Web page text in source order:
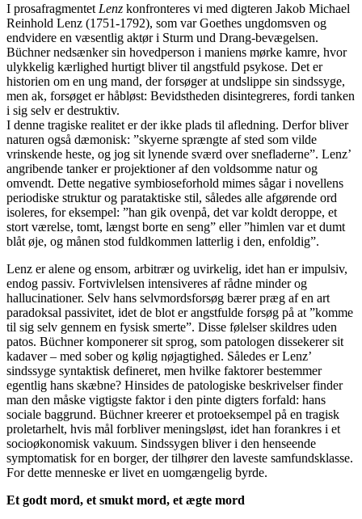
I prosafragmentet Lenz konfronteres vi med digteren Jakob Michael
Reinhold Lenz (1751-1792), som var Goethes ungdomsven og
endvidere en væsentlig aktør i Sturm und Drang-bevægelsen.
Büchner nedsænker sin hovedperson i maniens mørke kamre, hvor
ulykkelig kærlighed hurtigt bliver til angstfuld psykose. Det er
historien om en ung mand, der forsøger at undslippe sin sindssyge,
men ak, forsøget er håbløst: Bevidstheden disintegreres, fordi tanken
i sig selv er destruktiv.
I denne tragiske realitet er der ikke plads til afledning. Derfor bliver
naturen også dæmonisk: ”skyerne sprængte af sted som vilde
vrinskende heste, og jog sit lynende sværd over snefladerne”. Lenz’
angribende tanker er projektioner af den voldsomme natur og
omvendt. Dette negative symbioseforhold mimes sågar i novellens
periodiske struktur og parataktiske stil, således alle afgørende ord
isoleres, for eksempel: ”han gik ovenpå, det var koldt deroppe, et
stort værelse, tomt, længst borte en seng” eller ”himlen var et dumt
blåt øje, og månen stod fuldkommen latterlig i den, enfoldig”.
Lenz er alene og ensom, arbitrær og uvirkelig, idet han er impulsiv,
endog passiv. Fortvivlelsen intensiveres af rådne minder og
hallucinationer. Selv hans selvmordsforsøg bærer præg af en art
paradoksal passivitet, idet de blot er angstfulde forsøg på at ”komme
til sig selv gennem en fysisk smerte”. Disse følelser skildres uden
patos. Büchner komponerer sit sprog, som patologen dissekerer sit
kadaver – med sober og kølig nøjagtighed. Således er Lenz’
sindssyge syntaktisk defineret, men hvilke faktorer bestemmer
egentlig hans skæbne? Hinsides de patologiske beskrivelser finder
man den måske vigtigste faktor i den pinte digters forfald: hans
sociale baggrund. Büchner kreerer et protoeksempel på en tragisk
proletarhelt, hvis mål forbliver meningsløst, idet han forankres i et
socioøkonomisk vakuum. Sindssygen bliver i den henseende
symptomatisk for en borger, der tilhører den laveste samfundsklasse.
For dette menneske er livet en uomgængelig byrde.
Et godt mord, et smukt mord, et ægte mord